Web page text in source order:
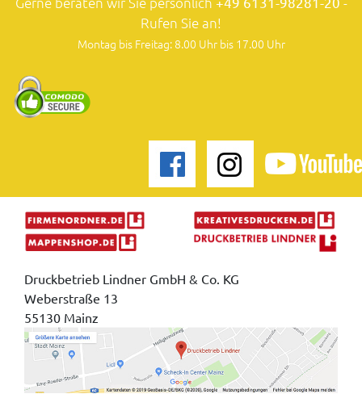
Rufen Sie an!
Montag bis Freitag: 8.00 Uhr bis 17.00 Uhr
Druckbetrieb Lindner GmbH & Co. KG
Weberstraße 13
55130 Mainz